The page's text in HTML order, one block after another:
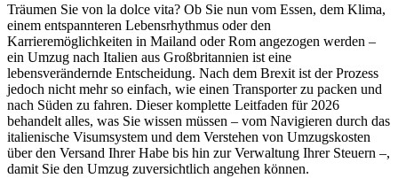
Träumen Sie von la dolce vita? Ob Sie nun vom Essen, dem Klima,
einem entspannteren Lebensrhythmus oder den
Karrieremöglichkeiten in Mailand oder Rom angezogen werden –
ein Umzug nach Italien aus Großbritannien ist eine
lebensverändernde Entscheidung. Nach dem Brexit ist der Prozess
jedoch nicht mehr so einfach, wie einen Transporter zu packen und
nach Süden zu fahren. Dieser komplette Leitfaden für 2026
behandelt alles, was Sie wissen müssen – vom Navigieren durch das
italienische Visumsystem und dem Verstehen von Umzugskosten
über den Versand Ihrer Habe bis hin zur Verwaltung Ihrer Steuern –,
damit Sie den Umzug zuversichtlich angehen können.